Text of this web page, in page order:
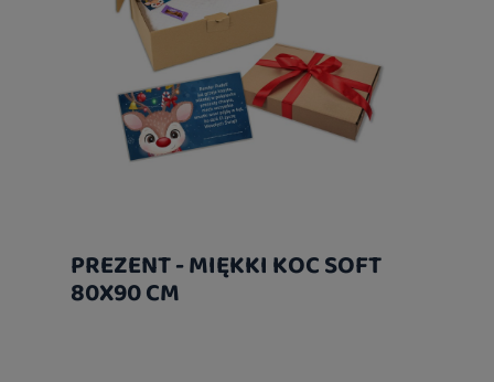
PREZENT - MIĘKKI KOC SOFT
80X90 CM